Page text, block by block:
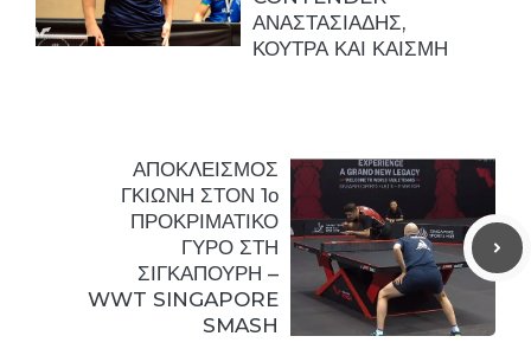
ΑΝΑΣΤΑΣΙΑΔΗΣ,
ΚΟΥΤΡΑ ΚΑΙ ΚΑΙΣΜΗ
ΑΠΟΚΛΕΙΣΜΟΣ
ΓΚΙΩΝΗ ΣΤΟΝ 1ο
ΠΡΟΚΡΙΜΑΤΙΚΟ
ΓΥΡΟ ΣΤΗ
ΣΙΓΚΑΠΟΥΡΗ –
WWT SINGAPORE
SMASH